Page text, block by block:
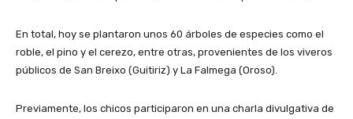
En total, hoy se plantaron unos 60 árboles de especies como el
roble, el pino y el cerezo, entre otras, provenientes de los viveros
públicos de San Breixo (Guitiriz) y La Falmega (Oroso).
Previamente, los chicos participaron en una charla divulgativa de